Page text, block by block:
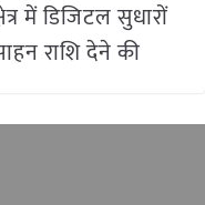
में डिजिटल सुधारों
राशि देने की